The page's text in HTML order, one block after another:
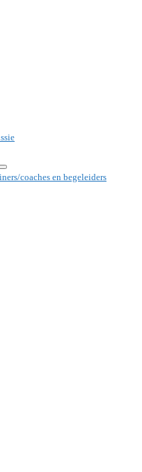
coaches en begeleiders